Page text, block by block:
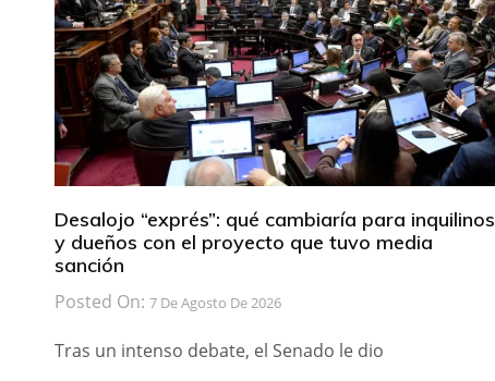
Desalojo “exprés”: qué cambiaría para inquilinos
y dueños con el proyecto que tuvo media
sanción
Posted On: 7 De Agosto De 2026
Tras un intenso debate, el Senado le dio